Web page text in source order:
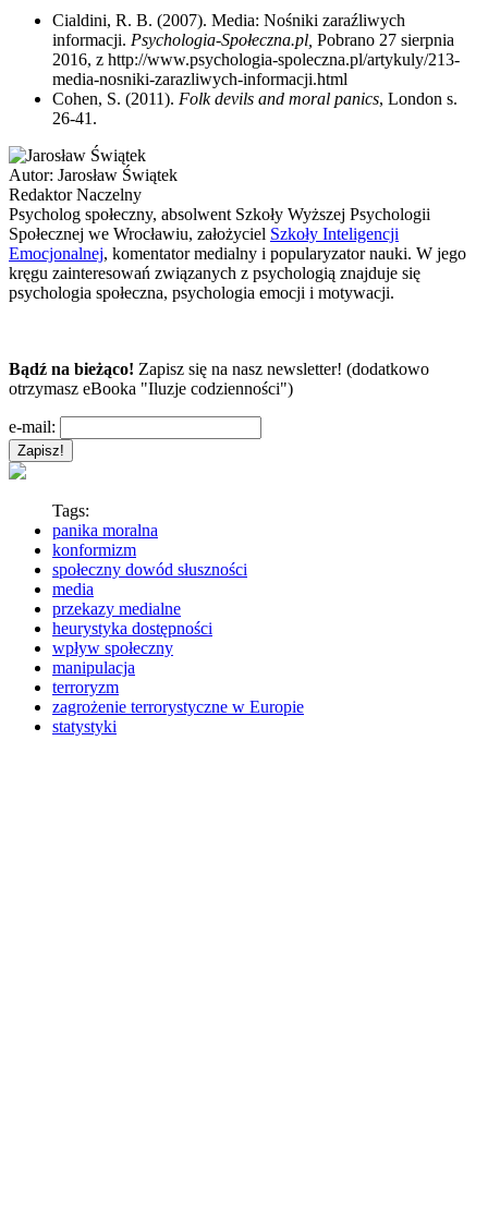
Cialdini, R. B. (2007). Media: Nośniki zaraźliwych
informacji. Psychologia-Społeczna.pl, Pobrano 27 sierpnia
2016, z http://www.psychologia-spoleczna.pl/artykuly/213-
media-nosniki-zarazliwych-informacji.html
Cohen, S. (2011). Folk devils and moral panics, London s.
26-41.
Autor: Jarosław Świątek
Redaktor Naczelny
Psycholog społeczny, absolwent Szkoły Wyższej Psychologii
Społecznej we Wrocławiu, założyciel Szkoły Inteligencji
Emocjonalnej, komentator medialny i popularyzator nauki. W jego
kręgu zainteresowań związanych z psychologią znajduje się
psychologia społeczna, psychologia emocji i motywacji.
Bądź na bieżąco! Zapisz się na nasz newsletter! (dodatkowo
otrzymasz eBooka "Iluzje codzienności")
e-mail:
Tags:
panika moralna
konformizm
społeczny dowód słuszności
media
przekazy medialne
heurystyka dostępności
wpływ społeczny
manipulacja
terroryzm
zagrożenie terrorystyczne w Europie
statystyki